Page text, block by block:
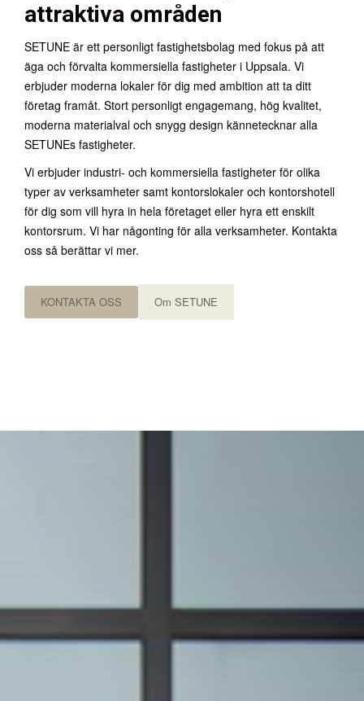
attraktiva områden
SETUNE är ett personligt fastighetsbolag med fokus på att
äga och förvalta kommersiella fastigheter i Uppsala. Vi
erbjuder moderna lokaler för dig med ambition att ta ditt
företag framåt. Stort personligt engagemang, hög kvalitet,
moderna materialval och snygg design kännetecknar alla
SETUNEs fastigheter.
Vi erbjuder industri- och kommersiella fastigheter för olika
typer av verksamheter samt kontorslokaler och kontorshotell
för dig som vill hyra in hela företaget eller hyra ett enskilt
kontorsrum. Vi har någonting för alla verksamheter. Kontakta
oss så berättar vi mer.
KONTAKTA OSS Om SETUNE